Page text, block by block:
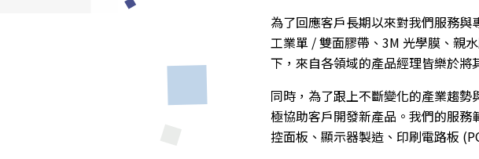
為了回應客戶長期以來對我們服務
工業單 / 雙面膠帶、3M 光學膜、親
下，來自各領域的產品經理皆樂於將
同時，為了跟上不斷變化的產業趨
極協助客戶開發新產品。我們的服
控面板、顯示器製造、印刷電路板